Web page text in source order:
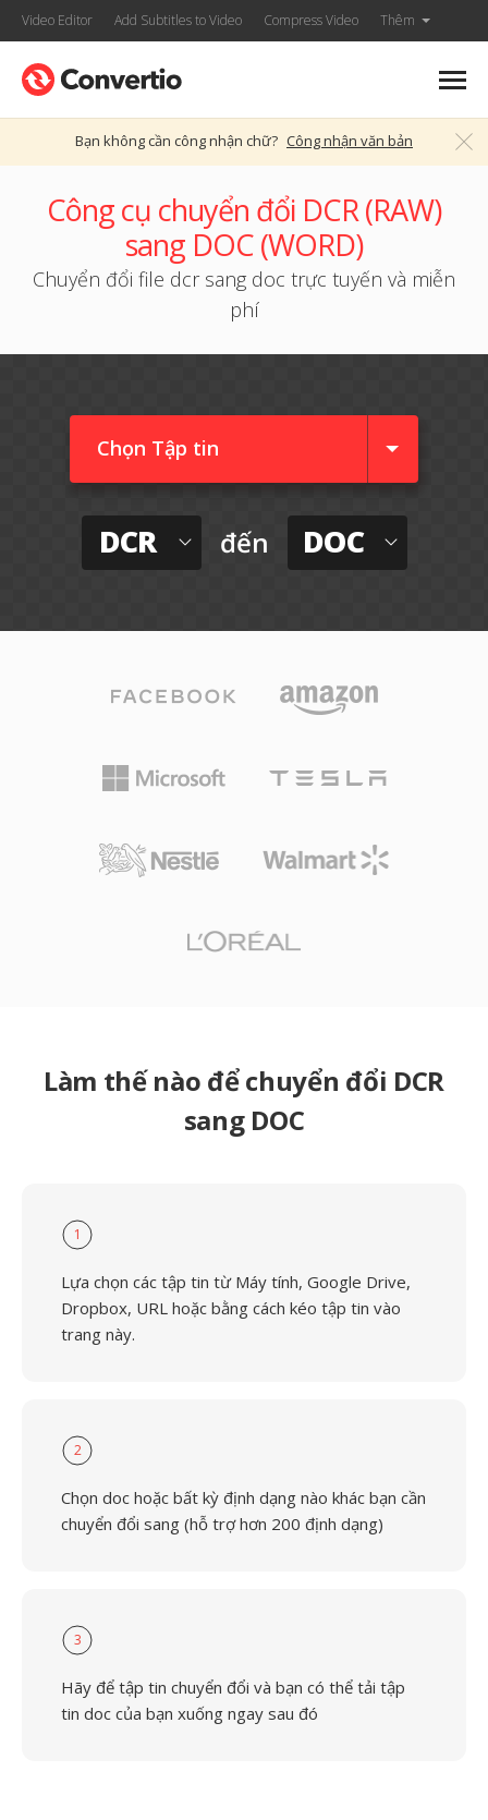
Video Editor Add Subtitles to Video Compress Video Thêm
Bạn không cần công nhận chữ? Công nhận văn bản
Công cụ chuyển đổi DCR (RAW)
sang DOC (WORD)
Chuyển đổi file dcr sang doc trực tuyến và miễn
phí
Chọn Tập tin
DCR đến DOC
Làm thế nào để chuyển đổi DCR
sang DOC
1
Lựa chọn các tập tin từ Máy tính, Google Drive,
Dropbox, URL hoặc bằng cách kéo tập tin vào
trang này.
2
Chọn doc hoặc bất kỳ định dạng nào khác bạn cần
chuyển đổi sang (hỗ trợ hơn 200 định dạng)
3
Hãy để tập tin chuyển đổi và bạn có thể tải tập
tin doc của bạn xuống ngay sau đó